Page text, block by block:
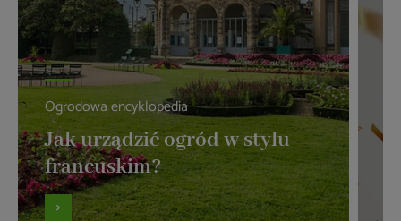
Ogrodowa encyklopedia
Jak urządzić ogród w stylu
francuskim?